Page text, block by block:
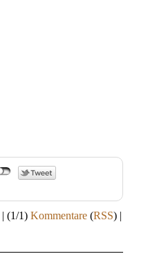
| (1/1) Kommentare (RSS) |